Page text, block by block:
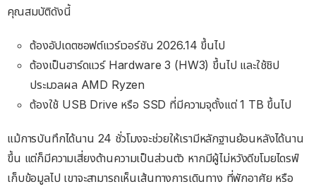
คุณสมบัติดังนี้
ต้องอัปเดตซอฟต์แวร์เวอร์ชัน 2026.14 ขึ้นไป
ต้องเป็นฮาร์ดแวร์ Hardware 3 (HW3) ขึ้นไป และใช้ชิป
ประมวลผล AMD Ryzen
ต้องใช้ USB Drive หรือ SSD ที่มีความจุตั้งแต่ 1 TB ขึ้นไป
แม้การบันทึกได้นาน 24 ชั่วโมงจะช่วยให้เรามีหลักฐานย้อนหลังได้นาน
ขึ้น แต่ก็มีความเสี่ยงด้านความเป็นส่วนตัว หากมีผู้ไม่หวังดีขโมยไดรฟ์
เก็บข้อมูลไป เขาจะสามารถเห็นเส้นทางการเดินทาง ที่พักอาศัย หรือ